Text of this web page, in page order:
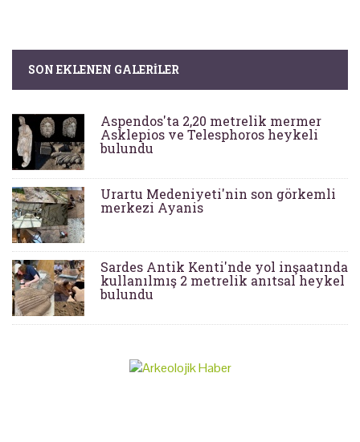
SON EKLENEN GALERILER
Aspendos'ta 2,20 metrelik mermer
Asklepios ve Telesphoros heykeli
bulundu
Urartu Medeniyeti'nin son görkemli
merkezi Ayanis
Sardes Antik Kenti'nde yol inşaatında
kullanılmış 2 metrelik anıtsal heykel
bulundu